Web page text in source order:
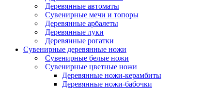
Деревянные автоматы
Сувенирные мечи и топоры
Деревянные арбалеты
Деревянные луки
Деревянные рогатки
Сувенирные деревянные ножи
Сувенирные белые ножи
Сувенирные цветные ножи
Деревянные ножи-керамбиты
Деревянные ножи-бабочки